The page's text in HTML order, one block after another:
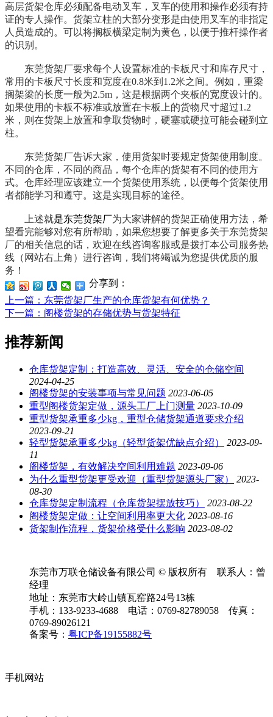
高层货架仓库必须配备电动叉车，叉车的使用和操作必须有持
证的专人操作。货架立柱的大部分变形是由使用叉车的非指定
人员造成的。可以将搁板横梁定制为黄色，以便于推杆操作者
的识别。
东莞货架厂要求每个人设置标准的卡板尺寸和库存尺寸，
常用的卡板尺寸长度和宽度在0.8米到1.2米之间。例如，重梁
搁架梁的长度一般为2.5m，这是根据两个夹板的宽度设计的。
如果使用的卡板不标准或放置在卡板上的货物尺寸超过1.2
米，则在货架上放置和拿取货物时，硬塞或硬拉可能会碰到立
柱。
东莞货架厂告诉大家，使用货架时要规定货架使用制度。
不同的仓库，不同的商品，每个仓库的货架有不同的使用方
式。仓库经理应该建立一个货架使用系统，以便每个货架使用
者都能学习和遵守。这是实现目标的途径。
上述就是东莞货架厂为大家讲解的货架正确使用方法，希
望看完能够对您有所帮助，如果您想要了解更多关于东莞货架
厂的相关信息的话，欢迎在线咨询客服或是拨打本公司服务热
线（网站右上角）进行咨询，我们将竭诚为您提供优质的服
务！
分享到：
上一篇 ：东莞货架厂生产的仓库货架有何优势？
下一篇 ：阁楼货架的存储优势与货架特征
推荐新闻
仓库货架定制：打造高效、灵活、安全的仓储空间
2024-04-25
阁楼货架的安装事项与常见问题 2023-06-05
重型阁楼货架定做，源头工厂上门测量 2023-10-09
重型货架承重多少kg，重型仓储货架通道要求介绍
2023-09-21
轻型货架承重多少kg（轻型货架优缺点介绍）
2023-09-
11
阁楼货架，有效解决空间利用难题 2023-09-06
为什么重型货架更受欢迎（重型货架源头厂家）
2023-
08-30
仓库货架定制流程（仓库货架摆放技巧）
2023-08-22
阁楼货架定做：让空间利用率更大化 2023-08-16
货架制作流程，货架价格受什么影响 2023-08-02
东莞市万联仓储设备有限公司 © 版权所有 联系人：曾
经理
地址：东莞市大岭山镇瓦窑路24号13栋
手机：133-9233-4688 电话：0769-82789058 传真：
0769-89026121
备案号： 粤ICP备19155882号
手机网站